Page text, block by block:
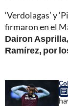
‘Verdolagas’ y
firmaron en el
Dairon
Ramírez, por